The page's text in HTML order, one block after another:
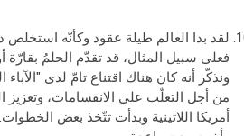
لقد بدا العالم طيلة عقود وكأنّه
فعلى سبيل المثال، قد تقدّم الحلمُ بقارّة
ونذكّر أنه كان هناك اقتناع تامّ لدى
أمريكا اللاتينية وبدأت تتّخذ بعض